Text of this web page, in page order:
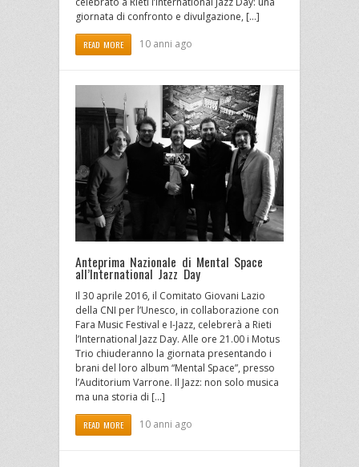
giornata di confronto e divulgazione, […]
READ MORE 10 anni ago
Anteprima Nazionale di Mental Space
all’International Jazz Day
Il 30 aprile 2016, il Comitato Giovani Lazio
della CNI per l’Unesco, in collaborazione con
Fara Music Festival e I-Jazz, celebrerà a Rieti
l’International Jazz Day. Alle ore 21.00 i Motus
Trio chiuderanno la giornata presentando i
brani del loro album “Mental Space”, presso
l’Auditorium Varrone. Il Jazz: non solo musica
ma una storia di […]
READ MORE 10 anni ago